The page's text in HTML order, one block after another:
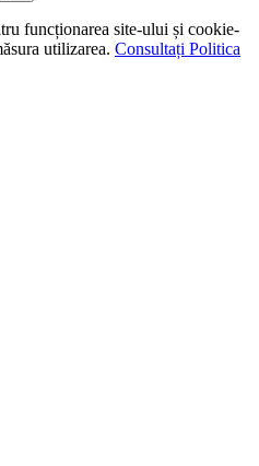
funcționarea site-ului și cookie-
utilizarea. Consultați Politica